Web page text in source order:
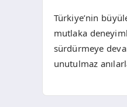
Türkiye’nin
mutlaka
sürdürmeye
unutulmaz